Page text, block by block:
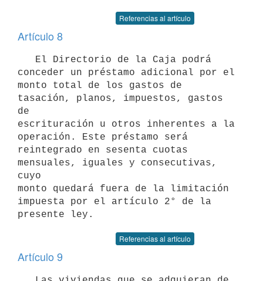
Referencias al artículo
Artículo 8
conceder un préstamo adicional por el
monto total de los gastos de
tasación, planos, impuestos, gastos
de
escrituración u otros inherentes a la
operación. Este préstamo será
reintegrado en sesenta cuotas
mensuales, iguales y consecutivas,
cuyo
monto quedará fuera de la limitación
impuesta por el artículo 2° de la
presente ley.
Referencias al artículo
Artículo 9